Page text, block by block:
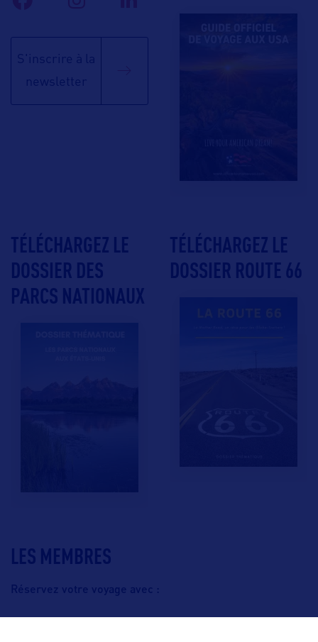
LES MEMBRES
Réservez votre voyage avec :
S'inscrire à la
newsletter
TÉLÉCHARGEZ LE
DOSSIER DES
PARCS NATIONAUX
TÉLÉCHARGEZ LE
DOSSIER ROUTE 66